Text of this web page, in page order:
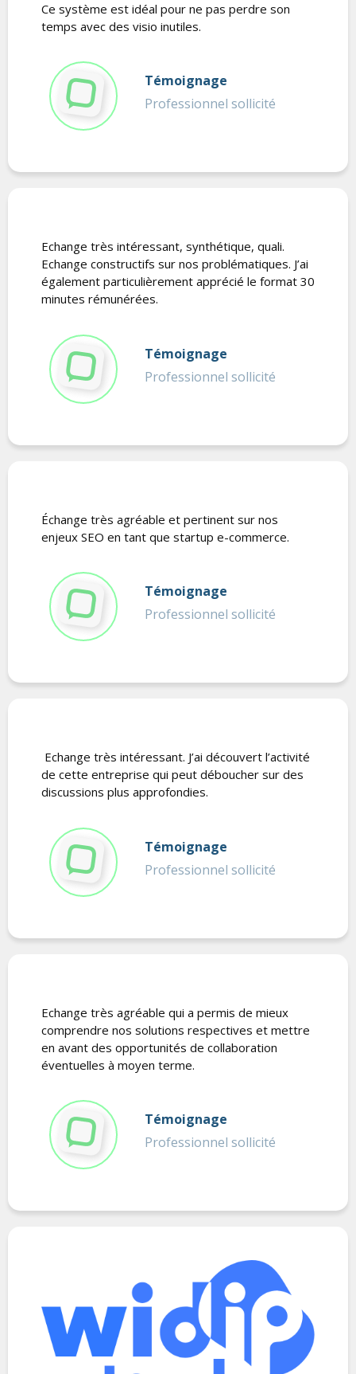
Ce système est idéal pour ne pas perdre son
temps avec des visio inutiles.
Témoignage
Professionnel sollicité
Echange très intéressant, synthétique, quali.
Echange constructifs sur nos problématiques. J’ai
également particulièrement apprécié le format 30
minutes rémunérées.
Témoignage
Professionnel sollicité
Échange très agréable et pertinent sur nos
enjeux SEO en tant que startup e-commerce.
Témoignage
Professionnel sollicité
Echange très intéressant. J’ai découvert l’activité
de cette entreprise qui peut déboucher sur des
discussions plus approfondies.
Témoignage
Professionnel sollicité
Echange très agréable qui a permis de mieux
comprendre nos solutions respectives et mettre
en avant des opportunités de collaboration
éventuelles à moyen terme.
Témoignage
Professionnel sollicité